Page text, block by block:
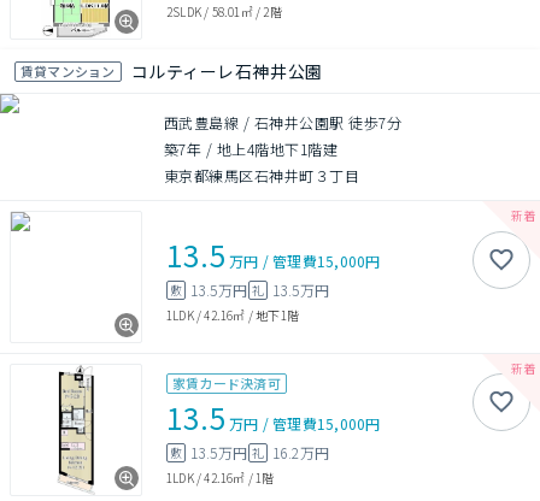
2SLDK / 58.01㎡/ 2階
賃貸マンション コルティーレ石神井公園
西武豊島線 / 石神井公園駅 徒歩7分
築7年 / 地上4階地下1階建
東京都練馬区石神井町３丁目
13.5 万円 /管理費15,000円
敷 13.5万円 礼 13.5万円
1LDK/42.16㎡ /地下1階
家賃カード決済可
13.5 万円 /管理費15,000円
敷 13.5万円 礼 16.2万円
1LDK/42.16㎡ /1階